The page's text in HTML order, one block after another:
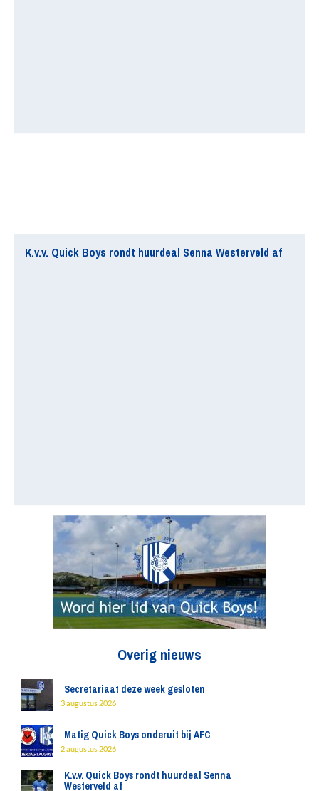
K.v.v. Quick Boys rondt huurdeal Senna Westerveld af
Overig nieuws
Secretariaat deze week gesloten
3 augustus 2026
Matig Quick Boys onderuit bij AFC
2 augustus 2026
K.v.v. Quick Boys rondt huurdeal Senna
Westerveld af